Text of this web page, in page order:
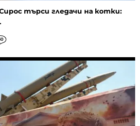
търси гледачи на котки: